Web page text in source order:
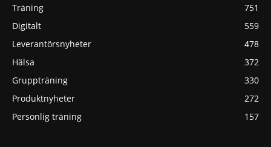
Träning
751
Digitalt
559
Leverantörsnyheter
478
Hälsa
372
Gruppträning
330
Produktnyheter
272
Personlig träning
157